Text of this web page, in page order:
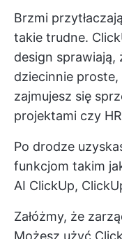
Brzmi
takie trudne.
design sprawiają,
dziecinnie
zajmujesz się
projektami czy
Po drodze
funkcjom takim
AI ClickUp,
Załóżmy, że
Możesz użyć